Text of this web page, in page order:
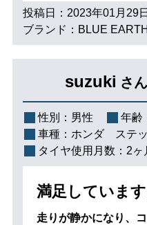
投稿日：2023年01月29日
ブランド：BLUE
suzuki さ
性別： 男性 年齢
車種： ホンダ ステ
タイヤ使用月数： 2ヶ
満足しています
走りが静かになり、